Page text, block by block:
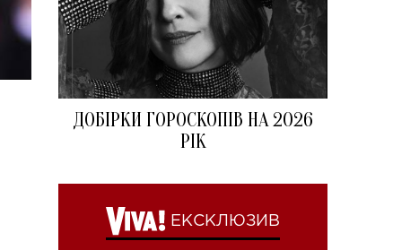
ДОБІРКИ ГОРОСКОПІВ НА 2026
РІК
ЕКСКЛЮЗИВ